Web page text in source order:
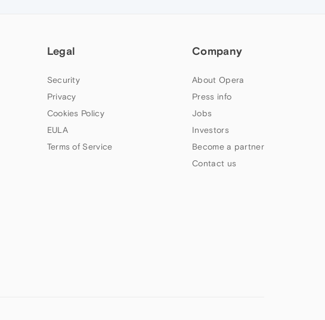
Legal
Security
Privacy
Cookies Policy
EULA
Terms of Service
Company
About Opera
Press info
Jobs
Investors
Become a partner
Contact us